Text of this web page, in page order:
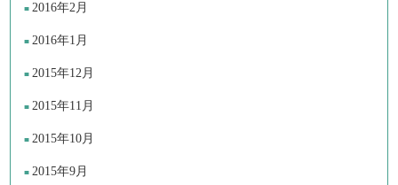
2016年2月
2016年1月
2015年12月
2015年11月
2015年10月
2015年9月